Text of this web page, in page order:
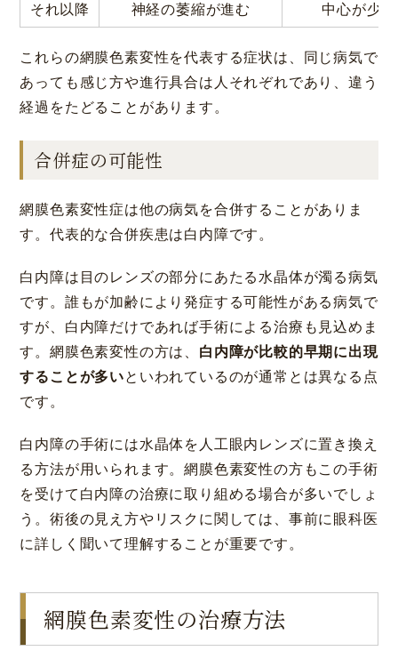
それ以降 神経の萎縮が進む 中心が少
これらの網膜色素変性を代表する症状は、同じ病気で
あっても感じ方や進行具合は人それぞれであり、違う
経過をたどることがあります。
合併症の可能性
網膜色素変性症は他の病気を合併することがありま
す。代表的な合併疾患は白内障です。
白内障は目のレンズの部分にあたる水晶体が濁る病気
です。誰もが加齢により発症する可能性がある病気で
すが、白内障だけであれば手術による治療も見込めま
す。網膜色素変性の方は、 白内障が比較的早期に出現
することが多いといわれているのが通常とは異なる点
です。
白内障の手術には水晶体を人工眼内レンズに置き換え
る方法が用いられます。網膜色素変性の方もこの手術
を受けて白内障の治療に取り組める場合が多いでしょ
う。術後の見え方やリスクに関しては、事前に眼科医
に詳しく聞いて理解することが重要です。
網膜色素変性の治療方法